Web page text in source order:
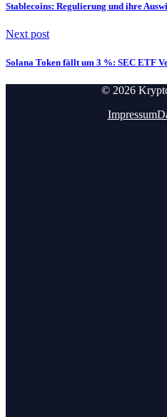
Stablecoins: Regulierung und ihre
Next post
Solana Token fällt um 3 %: SEC ETF
© 2026
Impressum